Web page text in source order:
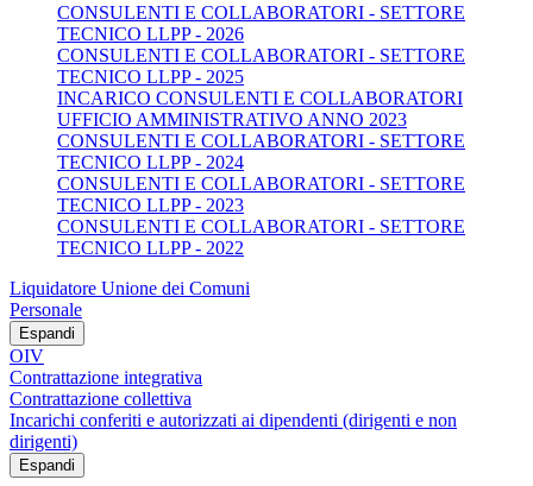
CONSULENTI E COLLABORATORI - SETTORE
TECNICO LLPP - 2026
CONSULENTI E COLLABORATORI - SETTORE
TECNICO LLPP - 2025
INCARICO CONSULENTI E COLLABORATORI
UFFICIO AMMINISTRATIVO ANNO 2023
CONSULENTI E COLLABORATORI - SETTORE
TECNICO LLPP - 2024
CONSULENTI E COLLABORATORI - SETTORE
TECNICO LLPP - 2023
CONSULENTI E COLLABORATORI - SETTORE
TECNICO LLPP - 2022
Liquidatore Unione dei Comuni
Personale
Espandi
OIV
Contrattazione integrativa
Contrattazione collettiva
Incarichi conferiti e autorizzati ai dipendenti (dirigenti e non
dirigenti)
Espandi